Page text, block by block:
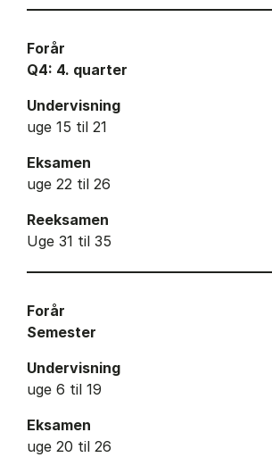
Forår
Q4: 4. quarter
Undervisning
uge 15 til 21
Eksamen
uge 22 til 26
Reeksamen
Uge 31 til 35
Forår
Semester
Undervisning
uge 6 til 19
Eksamen
uge 20 til 26